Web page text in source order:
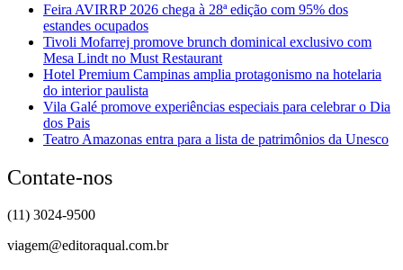
Feira AVIRRP 2026 chega à 28ª edição com 95% dos
estandes ocupados
Tivoli Mofarrej promove brunch dominical exclusivo com
Mesa Lindt no Must Restaurant
Hotel Premium Campinas amplia protagonismo na hotelaria
do interior paulista
Vila Galé promove experiências especiais para celebrar o Dia
dos Pais
Teatro Amazonas entra para a lista de patrimônios da Unesco
Contate-nos
(11) 3024-9500
viagem@editoraqual.com.br